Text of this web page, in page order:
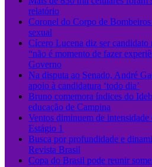
relatório
Coronel do Corpo de
sexual
Cícero Lucena diz ser candidato
“não é momento de fazer
Governo
Na disputa ao Senado, André
apoio à candidatura ‘todo dia’
Bruno comemora índices do
educação de Campina
Ventos diminuem de
Estágio 1
Busca por profundidade e
Revista Brasil
Copa do Brasil pode reunir